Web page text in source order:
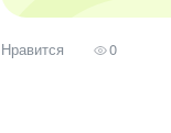
Нравится 0